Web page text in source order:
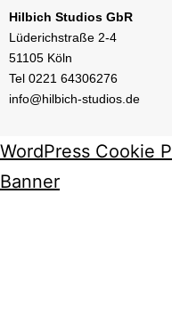
Hilbich Studios GbR
Lüderichstraße 2-4
51105 Köln
Tel 0221 64306276
info@hilbich-studios.de
WordPress Cookie
Banner